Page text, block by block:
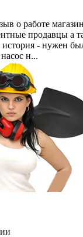
о работе
продавцы а
- нужен
н...